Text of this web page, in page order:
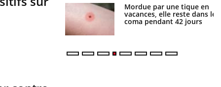
manger moins de Mordue par une tique en
vacances, elle reste dans le
coma pendant 42 jours